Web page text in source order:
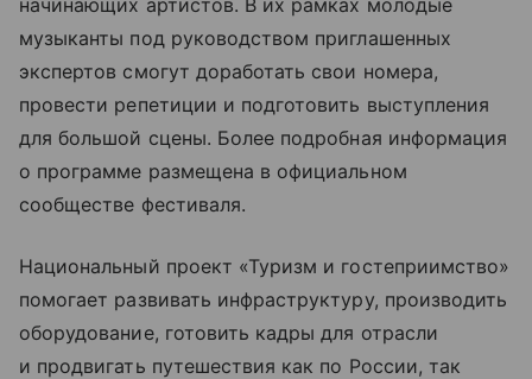
начинающих артистов. В их рамках молодые
музыканты под руководством приглашенных
экспертов смогут доработать свои номера,
провести репетиции и подготовить выступления
для большой сцены. Более подробная информация
о программе размещена в официальном
сообществе фестиваля.
Национальный проект «Туризм и гостеприимство»
помогает развивать инфраструктуру, производить
оборудование, готовить кадры для отрасли
и продвигать путешествия как по России, так